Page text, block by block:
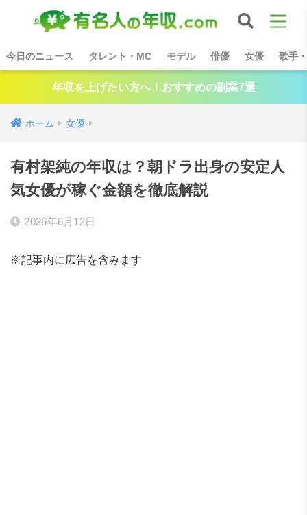
今日のニュース タレント・MC モデル 俳優 女優 歌手
年収を上げたい方へ！おすすめの副業7選
ホーム 女優
有村架純の年収は？朝ドラ出身の安定人
気女優が稼ぐ金額を徹底解説
2026年6月12日
※記事内に広告を含みます